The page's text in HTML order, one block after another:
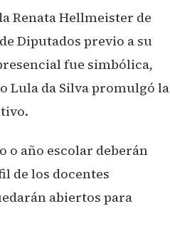
Renata Hellmeister de
Diputados previo a su
fue simbólica,
Lula da Silva promulgó la
o año escolar deberán
de los docentes
abiertos para